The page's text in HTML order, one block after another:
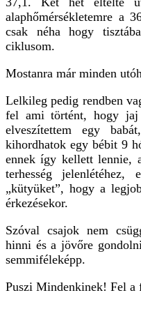
alaphőmérsékletemre a
csak néha hogy
ciklusom.
Mostanra már minden
Lelkileg pedig rendben
fel ami történt, hogy jaj
elveszítettem egy
kihordhatok egy bébit 9
ennek így kellett lennie,
terhesség
„kütyüket”, hogy a
érkezésekor.
Szóval csajok nem
hinni és a jövőre
semmiféleképp.
Puszi Mindenkinek! Fel a